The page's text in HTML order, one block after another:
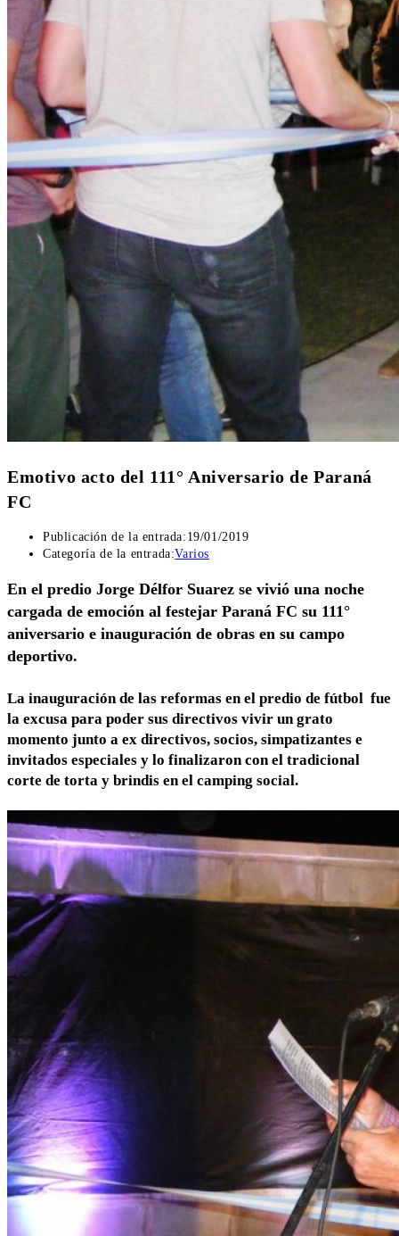
Emotivo acto del 111° Aniversario de Paraná
FC
Publicación de la entrada: 19/01/2019
Categoría de la entrada:Varios
En el predio Jorge Délfor Suarez se vivió una noche
cargada de emoción al festejar Paraná FC su 111°
aniversario e inauguración de obras en su campo
deportivo.
La inauguración de las reformas en el predio de fútbol fue
la excusa para poder sus directivos vivir un grato
momento junto a ex directivos, socios, simpatizantes e
invitados especiales y lo finalizaron con el tradicional
corte de torta y brindis en el camping social.